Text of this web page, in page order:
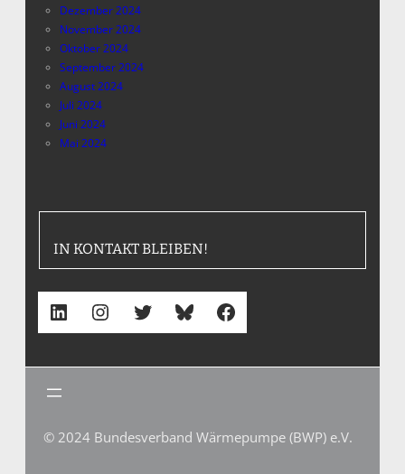
Dezember 2024
November 2024
Oktober 2024
September 2024
August 2024
Juli 2024
Juni 2024
Mai 2024
IN KONTAKT BLEIBEN!
LinkedIn Instagram Twitter Bluesky Facebook
© 2024 Bundesverband Wärmepumpe (BWP) e.V.